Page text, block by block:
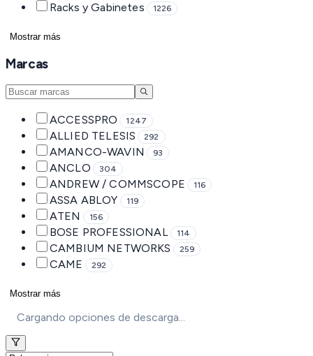
Racks y Gabinetes 1226
Mostrar más
Marcas
ACCESSPRO 1247
ALLIED TELESIS 292
AMANCO-WAVIN 93
ANCLO 304
ANDREW / COMMSCOPE 116
ASSA ABLOY 119
ATEN 156
BOSE PROFESSIONAL 114
CAMBIUM NETWORKS 259
CAME 292
Mostrar más
Cargando opciones de descarga...